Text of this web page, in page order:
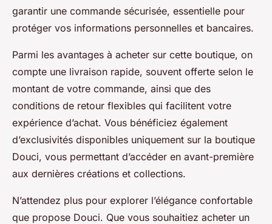
garantir une commande sécurisée, essentielle pour
protéger vos informations personnelles et bancaires.
Parmi les avantages à acheter sur cette boutique, on
compte une livraison rapide, souvent offerte selon le
montant de votre commande, ainsi que des
conditions de retour flexibles qui facilitent votre
expérience d’achat. Vous bénéficiez également
d’exclusivités disponibles uniquement sur la boutique
Douci, vous permettant d’accéder en avant-première
aux dernières créations et collections.
N’attendez plus pour explorer l’élégance confortable
que propose Douci. Que vous souhaitiez acheter un